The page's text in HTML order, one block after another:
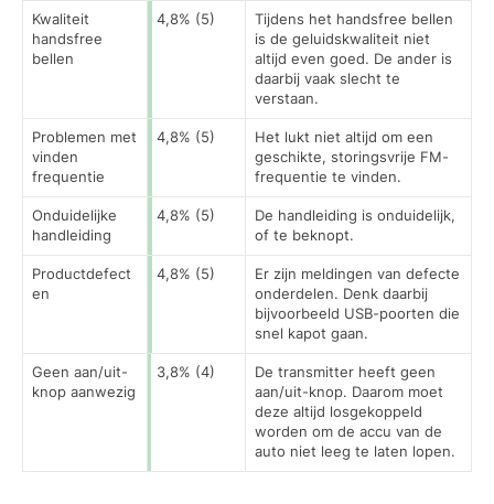
Kwaliteit
handsfree
bellen
4,8% (5)
Tijdens het handsfree bellen
is de geluidskwaliteit niet
altijd even goed. De ander is
daarbij vaak slecht te
verstaan.
Problemen met
vinden
frequentie
4,8% (5)
Het lukt niet altijd om een
geschikte, storingsvrije FM-
frequentie te vinden.
Onduidelijke
handleiding
4,8% (5)
De handleiding is onduidelijk,
of te beknopt.
Productdefect
en
4,8% (5)
Er zijn meldingen van defecte
onderdelen. Denk daarbij
bijvoorbeeld USB-poorten die
snel kapot gaan.
Geen aan/uit-
knop aanwezig
3,8% (4)
De transmitter heeft geen
aan/uit-knop. Daarom moet
deze altijd losgekoppeld
worden om de accu van de
auto niet leeg te laten lopen.